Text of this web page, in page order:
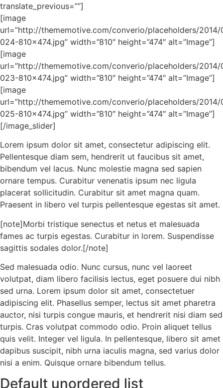
translate_previous=””]
[image
url=”http://thememotive.com/converio/placeholders/
024-810×474.jpg” width=”810″ height=”474″ alt=”Image”]
[image
url=”http://thememotive.com/converio/placeholders/
023-810×474.jpg” width=”810″ height=”474″ alt=”Image”]
[image
url=”http://thememotive.com/converio/placeholders/
025-810×474.jpg” width=”810″ height=”474″ alt=”Image”]
[/image_slider]
Lorem ipsum dolor sit amet, consectetur adipiscing elit.
Pellentesque diam sem, hendrerit ut faucibus sit amet,
bibendum vel lacus. Nunc molestie magna sed sapien
ornare tempus. Curabitur venenatis ipsum nec ligula
placerat sollicitudin. Curabitur sit amet magna quam.
Praesent in libero vel turpis pellentesque egestas sit amet.
[note]Morbi tristique senectus et netus et malesuada
fames ac turpis egestas. Curabitur in lorem. Suspendisse
sagittis sodales dolor.[/note]
Sed malesuada odio. Nunc cursus, nunc vel laoreet
volutpat, diam libero facilisis lectus, eget posuere dui nibh
sed urna. Lorem ipsum dolor sit amet, consectetuer
adipiscing elit. Phasellus semper, lectus sit amet pharetra
auctor, nisi turpis congue mauris, et hendrerit nisi diam sed
turpis. Cras volutpat commodo odio. Proin aliquet tellus
quis velit. Integer vel ligula. In pellentesque, libero sit amet
dapibus suscipit, nibh urna iaculis magna, sed varius dolor
nisi a enim. Quisque ornare bibendum tellus.
Default unordered list